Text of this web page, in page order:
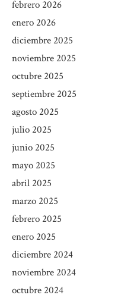
febrero 2026
enero 2026
diciembre 2025
noviembre 2025
octubre 2025
septiembre 2025
agosto 2025
julio 2025
junio 2025
mayo 2025
abril 2025
marzo 2025
febrero 2025
enero 2025
diciembre 2024
noviembre 2024
octubre 2024